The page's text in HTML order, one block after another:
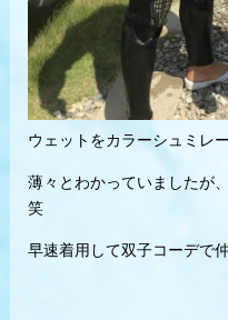
ウェットをカラーシュミレ
薄々とわかっていましたが
笑
早速着用して双子コーデで